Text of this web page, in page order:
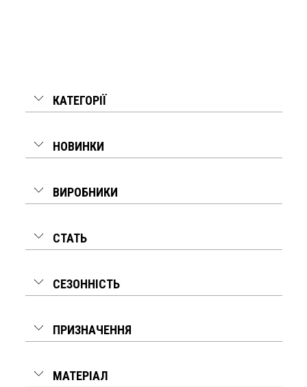
КАТЕГОРІЇ
НОВИНКИ
ВИРОБНИКИ
СТАТЬ
СЕЗОННІСТЬ
ПРИЗНАЧЕННЯ
МАТЕРІАЛ